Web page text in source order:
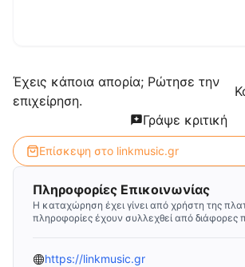
Έχεις κάποια απορία; Ρώτησε την
επιχείρηση.
Γράψε κριτική
Επίσκεψη στο linkmusic.gr
Πληροφορίες Επικοινωνίας
Η καταχώρηση έχει γίνει από χρήστη της
πληροφορίες έχουν συλλεχθεί από διάφορες
https://linkmusic.gr